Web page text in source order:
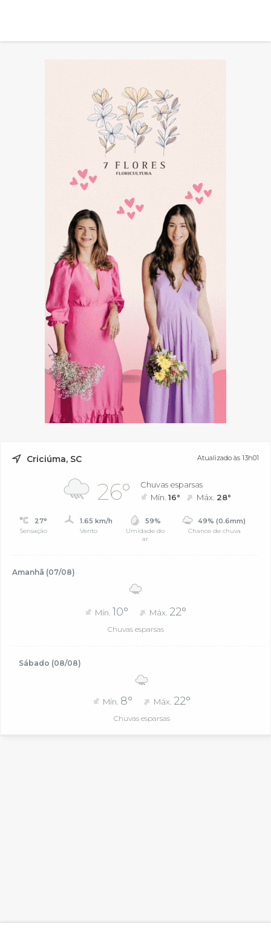
Criciúma, SC Atualizado às 13h01
26°
Chuvas esparsas
Mín.16° Máx. 28°
27°
Sensação
1.65 km/h
Vento
59%
Umidade do
ar
49% (0.6mm)
Chance de chuva
Amanhã (07/08)
Mín. 10° Máx. 22°
Chuvas esparsas
Sábado (08/08)
Mín. 8° Máx. 22°
Chuvas esparsas